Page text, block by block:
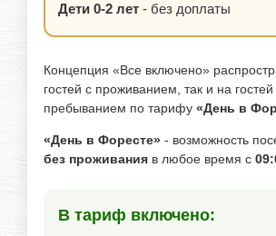
Дети 0-2 лет - без доплаты
Концепция «Все включено»
гостей с проживанием, так и на
пребыванием по тарифу «День в
«День в Форесте» - возможность
без проживания в любое время с
В тариф включено: